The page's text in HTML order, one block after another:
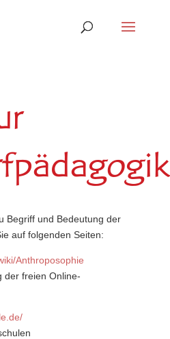
Begriff und Bedeutung der
auf folgenden Seiten:
Anthroposophie
der freien Online-